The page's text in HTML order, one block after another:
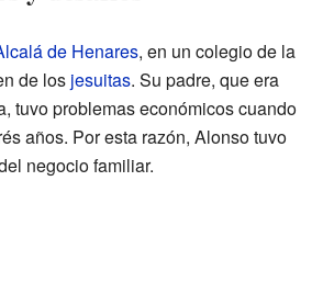
de Henares, en un colegio de la
de los jesuitas. Su padre, que era
tuvo problemas económicos cuando
años. Por esta razón, Alonso tuvo
negocio familiar.